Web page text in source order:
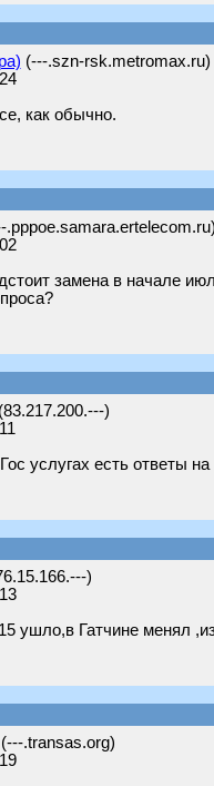
(---.szn-rsk.metromax.ru)
как обычно.
замена в начале
(83.217.200.---)
услугах есть ответы
)
ушло,в Гатчине менял
(---.transas.org)